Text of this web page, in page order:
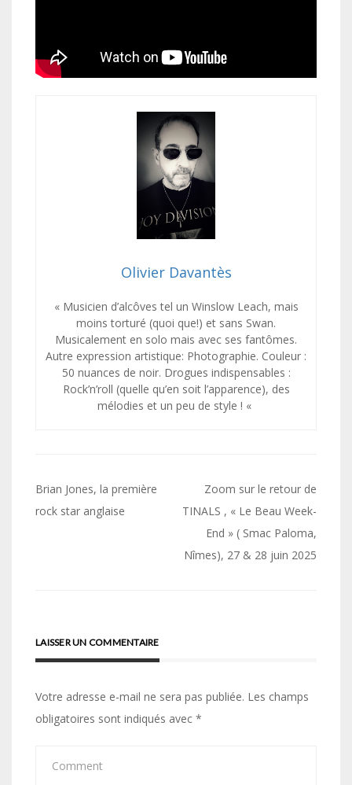
Olivier Davantès
« Musicien d’alcôves tel un Winslow Leach, mais
moins torturé (quoi que!) et sans Swan.
Musicalement en solo mais avec ses fantômes.
Autre expression artistique: Photographie. Couleur :
50 nuances de noir. Drogues indispensables :
Rock’n’roll (quelle qu’en soit l’apparence), des
mélodies et un peu de style ! «
Navigation
de
Brian Jones, la première
rock star anglaise
Zoom sur le retour de
TINALS , « Le Beau Week-
End » ( Smac Paloma,
Nîmes), 27 & 28 juin 2025
LAISSER UN COMMENTAIRE
Votre adresse e-mail ne sera pas publiée. Les champs
obligatoires sont indiqués avec *